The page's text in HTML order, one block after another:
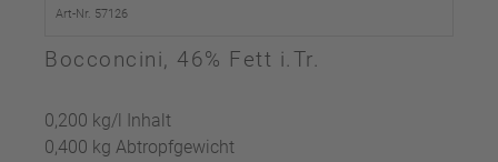
Art-Nr. 57126
Bocconcini, 46% Fett i.Tr.
0,200 kg/l Inhalt
0,400 kg Abtropfgewicht